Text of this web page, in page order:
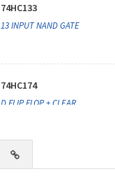
74HC133
13 INPUT NAND GATE
74HC174
D FLIP FLOP + CLEAR
74HC20